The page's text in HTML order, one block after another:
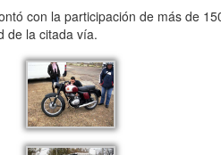
con la participación de más de
de la citada vía.